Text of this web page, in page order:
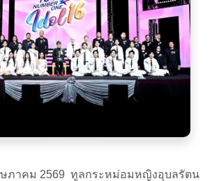
ษภาคม 2569 ทูลกระหม่อมหญิงอุบลรัตน